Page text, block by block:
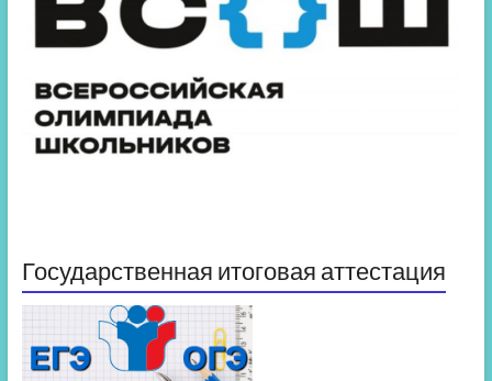
Государственная итоговая аттестация